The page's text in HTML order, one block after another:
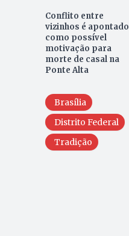
Conflito entre
vizinhos é apontado
como possível
motivação para
morte de casal na
Ponte Alta
Brasília
Distrito Federal
Tradição